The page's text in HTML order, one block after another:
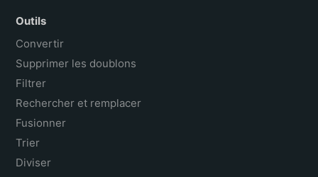
Outils
Convertir
Supprimer les doublons
Filtrer
Rechercher et remplacer
Fusionner
Trier
Diviser